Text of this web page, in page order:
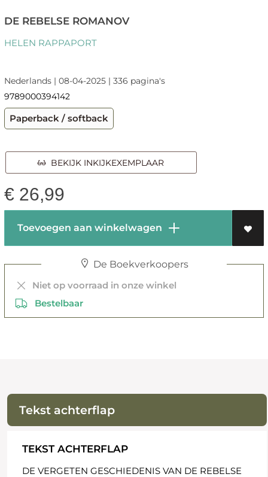
DE REBELSE ROMANOV
HELEN RAPPAPORT
Nederlands | 08-04-2025 | 336 pagina's
9789000394142
Paperback / softback
BEKIJK INKIJKEXEMPLAAR
€ 26,99
Toevoegen aan winkelwagen
De Boekverkoopers
Niet op voorraad in onze winkel
Bestelbaar
Tekst achterflap
TEKST ACHTERFLAP
DE VERGETEN GESCHIEDENIS VAN DE REBELSE